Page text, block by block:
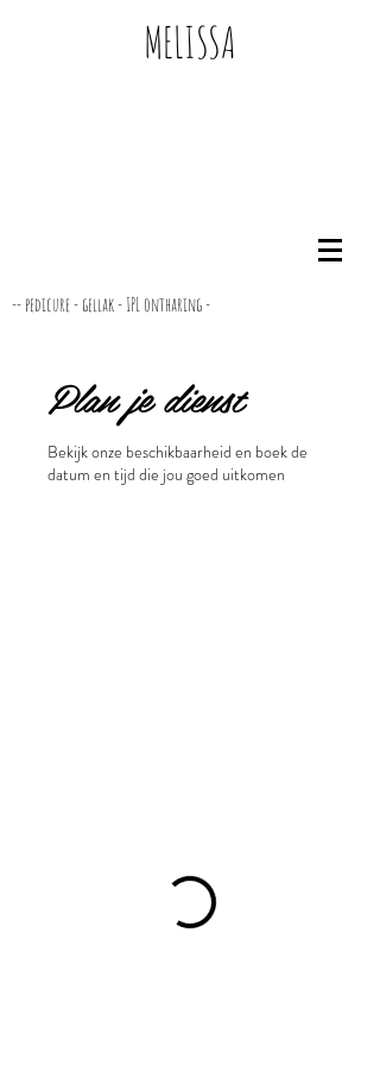
MELISSA
-- pedicure - gellak - IPL ontharing -
Plan je dienst
Bekijk onze beschikbaarheid en boek de
datum en tijd die jou goed uitkomen